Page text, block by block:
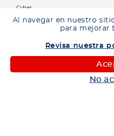
Al navegar en nuestro
para mejorar
Revisa nuestra
No
Cyber